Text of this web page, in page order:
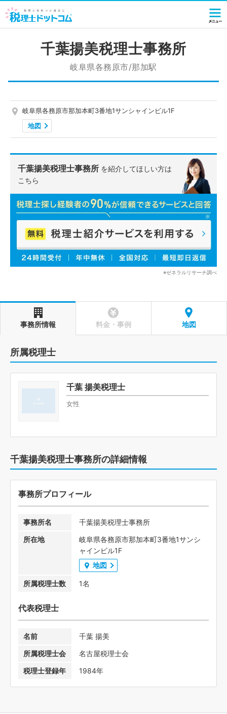
千葉揚美税理士事務所
岐阜県各務原市/那加駅
岐阜県各務原市那加本町3番地1サンシャインビル1F
地図
千葉揚美税理士事務所 を紹介してほしい方は
こちら
※ゼネラルリサーチ調べ
事務所情報 料金・事例 地図
所属税理士
千葉 揚美税理士
女性
千葉揚美税理士事務所の詳細情報
事務所プロフィール
事務所名
千葉揚美税理士事務所
所在地
岐阜県各務原市那加本町3番地1サンシ
ャインビル1F
地図
所属税理士数 1名
代表税理士
名前
千葉 揚美
所属税理士会
名古屋税理士会
税理士登録年
1984年